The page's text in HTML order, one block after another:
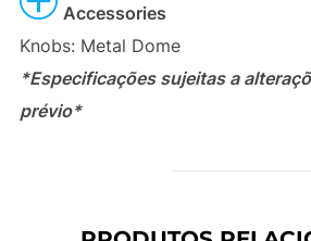
Accessories
Knobs: Metal Dome
*Especificações sujeitas a
prévio*